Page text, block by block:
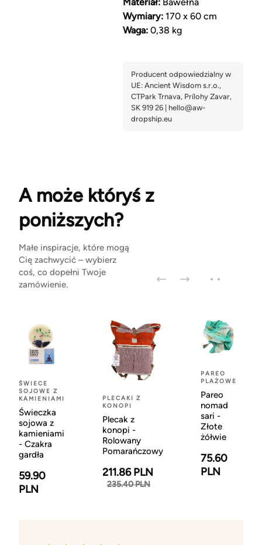
Materiał:Bawełna
Wymiary:170 x 60 cm
Waga:0,38 kg
A może któryś z
poniższych?
Małe inspiracje, które mogą
Cię zachwycić – wybierz
coś, co dopełni Twoje
zamówienie.
ŚWIECE
SOJOWE Z
KAMIENIAMI
Świeczka
sojowa z
kamieniami
- Czakra
gardła
59.90
PLN
PLECAKI Z
KONOPI
Plecak z
konopi -
Rolowany
Pomarańczowy
211.86 PLN
235.40 PLN
PAREO
PLAŻOWE
Pareo
nomad
sari -
Złote
żółwie
75.60
PLN